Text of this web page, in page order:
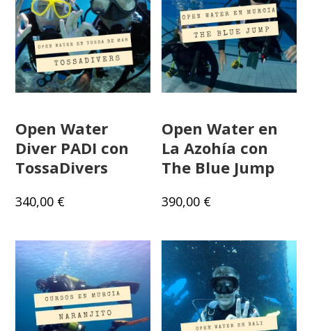
Open Water
Diver PADI con
TossaDivers
340,00 €
Open Water en
La Azohía con
The Blue Jump
390,00 €